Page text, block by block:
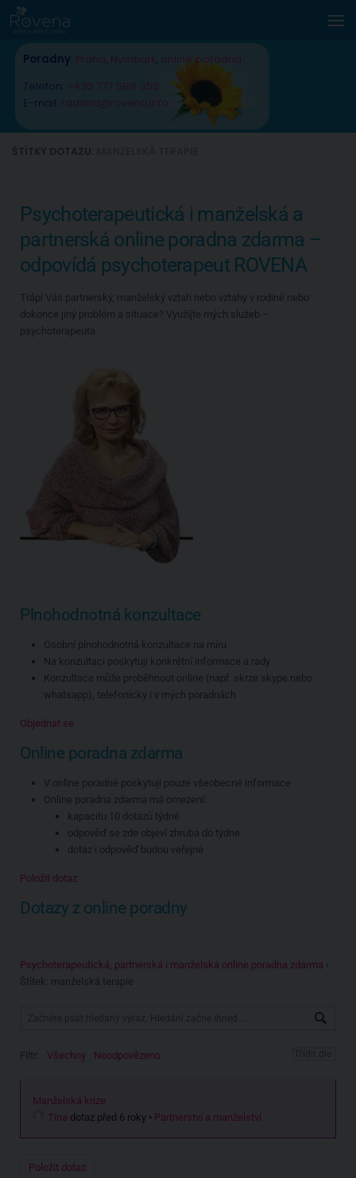
Skip to content
Poradny Praha Nymburk online poradna
Telefon: +420 777 588 352
E-mail: radana@rovena.info
Psychoterapeutická i manželská a
partnerská online poradna zdarma –
odpovídá psychoterapeut ROVENA
Trápí Vás partnerský, manželský vztah nebo vztahy v rodině nebo
dokonce jiný problém a situace? Využijte mých služeb –
psychoterapeuta.
Plnohodnotná konzultace
Osobní plnohodnotná konzultace na míru
Na konzultaci poskytuji konkrétní informace a rady
Konzultace může proběhnout online (např. skrze skype nebo
whatsapp), telefonicky i v mých poradnách
Objednat se
Online poradna zdarma
V online poradně poskytuji pouze všeobecné informace
Online poradna zdarma má omezení:
kapacitu 10 dotazů týdně
odpověď se zde objeví zhruba do týdne
dotaz i odpověď budou veřejné
Položit dotaz
Dotazy z online poradny
Psychoterapeutická, partnerská i manželská online poradna zdarma ›
Štítek: manželská terapie
Filtr: Všechny Neodpovězeno
Manželská krize
Tina dotaz před 6 roky • Partnerství a manželství
Položit dotaz